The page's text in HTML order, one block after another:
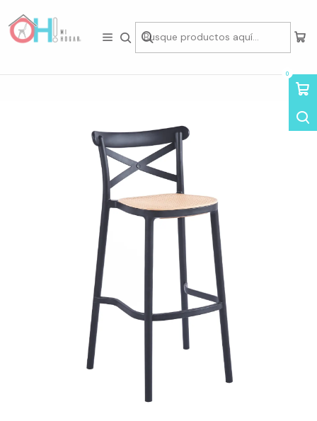
0
Inicio Asientos Taburetes & Sillas Bar
Taburete Crossback Top 76cm